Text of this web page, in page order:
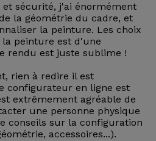
sécurité, j'ai énormément
la géométrie du cadre, et
la peinture. Les choix
peinture est d'une
rendu est juste sublime !
rien à redire il est
configurateur en ligne est
extrêmement agréable de
une personne physique
conseils sur la configuration
accessoires...).